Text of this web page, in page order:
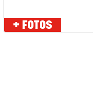
+ FOTOS